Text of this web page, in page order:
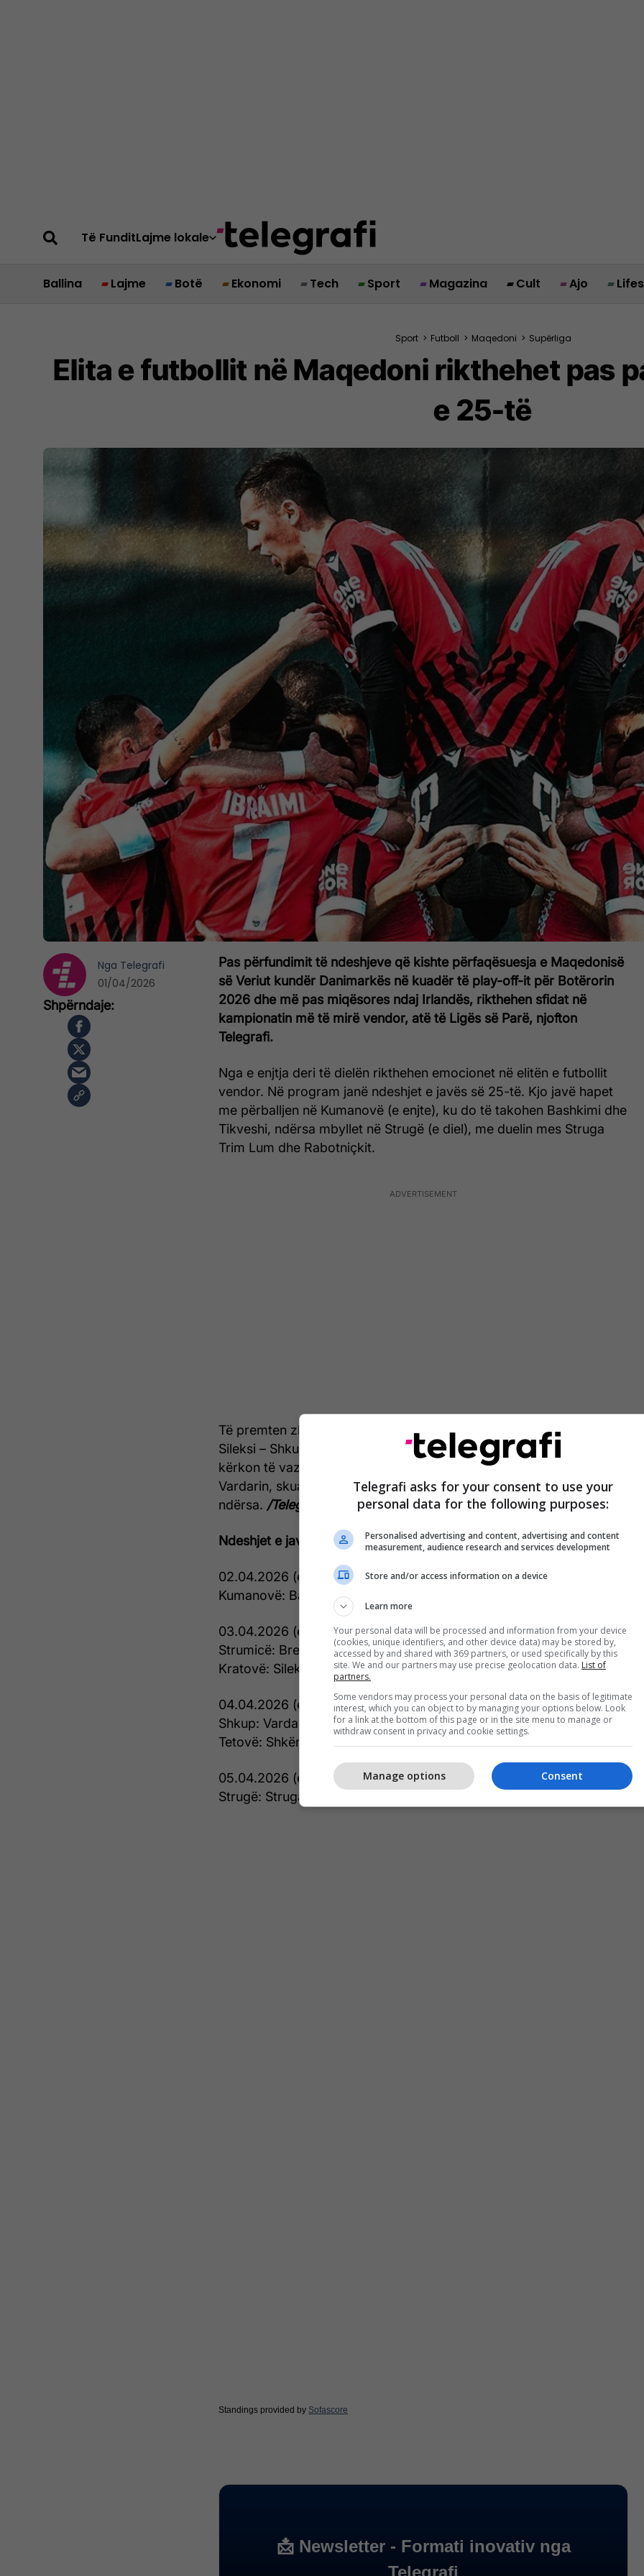
Të FunditLajme lokale
Ballina Lajme Botë Ekonomi Tech Sport Magazina Cult Ajo
Sport > Futboll > Maqedoni > Supërliga
Elita e futbollit në Maqedoni rikthehet pas
e 25-të
Pas përfundimit të ndeshjeve që kishte përfaqësuesja e Maqedonisë
së Veriut kundër Danimarkës në kuadër të play-off-it për Botërorin
2026 dhe më pas miqësores ndaj Irlandës, rikthehen sfidat në
kampionatin më të mirë vendor, atë të Ligës së Parë, njofton
Telegrafi.
Nga e enjtja deri të dielën rikthehen emocionet në elitën e futbollit
vendor. Në program janë ndeshjet e javës së 25-të. Kjo javë hapet
me përballjen në Kumanovë (e enjte), ku do të takohen Bashkimi dhe
Tikveshi, ndërsa mbyllet në Strugë (e diel), me duelin mes Struga
Trim Lum dhe Rabotniçkit.
Të premten zhvillohen dy sfida interesante: Brera – Arsimi dhe
Sileksi – Shkupi. Të shtunën Shkëndija në Tetovë pret Pelisterin dhe
kërkon të vazhdojë ecurinë pozitive pas barazimit me pikë me
Vardarin, skuadër kjo që në Shkup përballet me Makedonija Gj.P,
ndërsa. /Telegrafi/
Ndeshjet e javës së 25-të në Ligën e Parë:
02.04.2026 (e enjte), ora 12:30
Kumanovë: Bashkimi – Tikveshi
03.04.2026 (e premte), ora 15:30
Strumicë: Brera – Arsimi
Kratovë: Sileksi – Shkupi
04.04.2026 (e shtunë), ora 15:30
Shkup: Vardari – Makedonija Gj.P
Tetovë: Shkëndija – Pelisteri
05.04.2026 (e diel), ora 15:30
Strugë: Struga TL – Rabotniçki
Standings provided by Sofascore
Nga Telegrafi
01/04/2026
Telegrafi asks for your consent to use your
personal data for the following purposes:
Personalised advertising and content, advertising and content
measurement, audience research and services development
Store and/or access information on a device
Learn more
Your personal data will be processed and information from your device
(cookies, unique identifiers, and other device data) may be stored by,
accessed by and shared with 369 partners, or used specifically by this
site. We and our partners may use precise geolocation data. List of
partners.
Some vendors may process your personal data on the basis of legitimate
interest, which you can object to by managing your options below. Look
for a link at the bottom of this page or in the site menu to manage or
withdraw consent in privacy and cookie settings.
Consent
Manage options